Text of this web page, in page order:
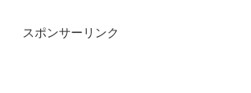
スポンサーリンク